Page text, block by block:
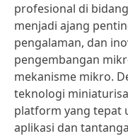
profesional di
menjadi ajang
pengalaman, dan
pengembangan
mekanisme mikro.
teknologi
platform yang tepat
aplikasi dan